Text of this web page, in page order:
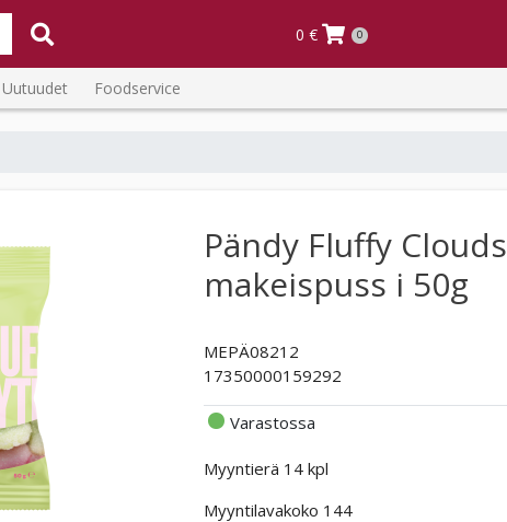
0 € 0
Uutuudet Foodservice
Pändy Fluffy Clouds
makeispuss i 50g
MEPÄ08212
17350000159292
Varastossa
Myyntierä 14 kpl
Myyntilavakoko 144